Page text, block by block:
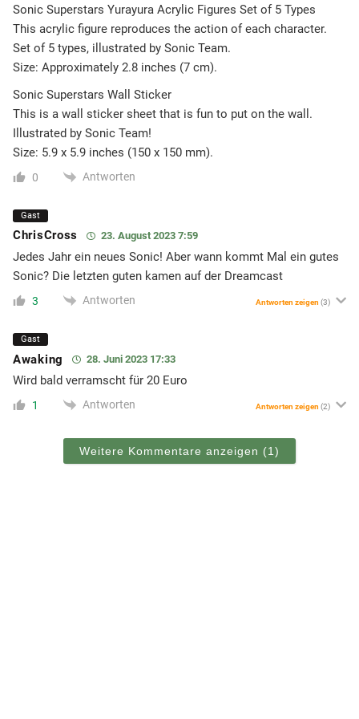
Sonic Superstars Yurayura Acrylic Figures Set of 5 Types
This acrylic figure reproduces the action of each character.
Set of 5 types, illustrated by Sonic Team.
Size: Approximately 2.8 inches (7 cm).
Sonic Superstars Wall Sticker
This is a wall sticker sheet that is fun to put on the wall.
Illustrated by Sonic Team!
Size: 5.9 x 5.9 inches (150 x 150 mm).
0 Antworten
Gast
ChrisCross 23. August 2023 7:59
Jedes Jahr ein neues Sonic! Aber wann kommt Mal ein gutes
Sonic? Die letzten guten kamen auf der Dreamcast
3 Antworten Antworten zeigen (3)
Gast
Awaking 28. Juni 2023 17:33
Wird bald verramscht für 20 Euro
1 Antworten Antworten zeigen (2)
Weitere Kommentare anzeigen (1)